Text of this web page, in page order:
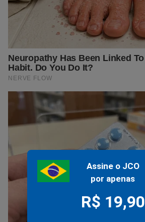
Assine o JCO
por apenas
R$ 19,90